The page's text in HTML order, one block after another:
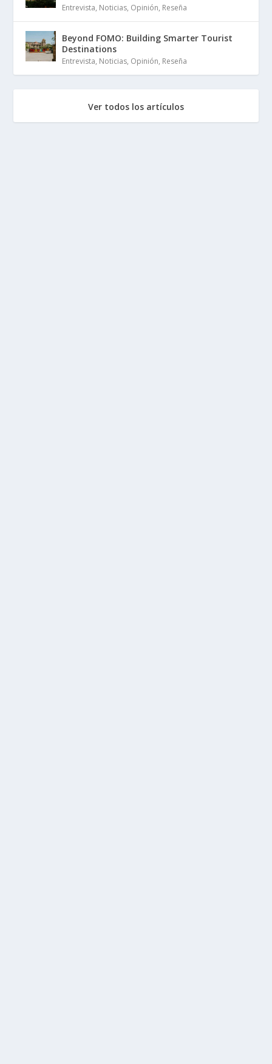
Entrevista, Noticias, Opinión, Reseña
Beyond FOMO: Building Smarter Tourist
Destinations
Entrevista, Noticias, Opinión, Reseña
Ver todos los artículos